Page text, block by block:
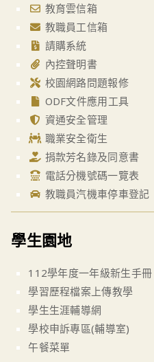
教育雲信箱
教職員工信箱
請購系統
內控聲明書
校園網路問題報修
ODF文件應用工具
資通安全管理
職業安全衛生
捐款芳名錄及同意書
電話分機號碼一覽表
教職員汽機車停車登記
學生園地
112學年度一年級新生手冊
學習歷程檔案上傳教學
學生生涯輔導網
學校申訴專區(輔導室)
午餐菜單